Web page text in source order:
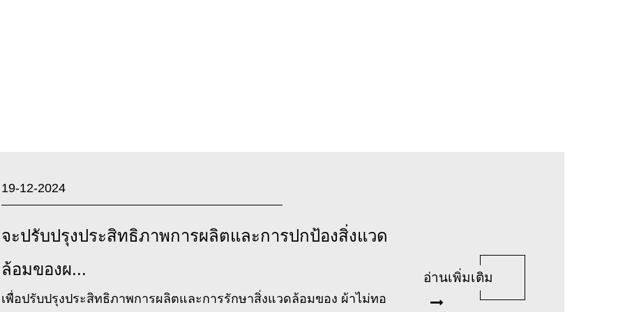
19-12-2024
จะปรับปรุงประสิทธิภาพการผลิตและการปกป้องสิ่งแวด
ล้อมของผ...
เพื่อปรับปรุงประสิทธิภาพการผลิตและการรักษาสิ่งแวดล้อมของ ผ้าไม่ทอ
อ่านเพิ่มเติม